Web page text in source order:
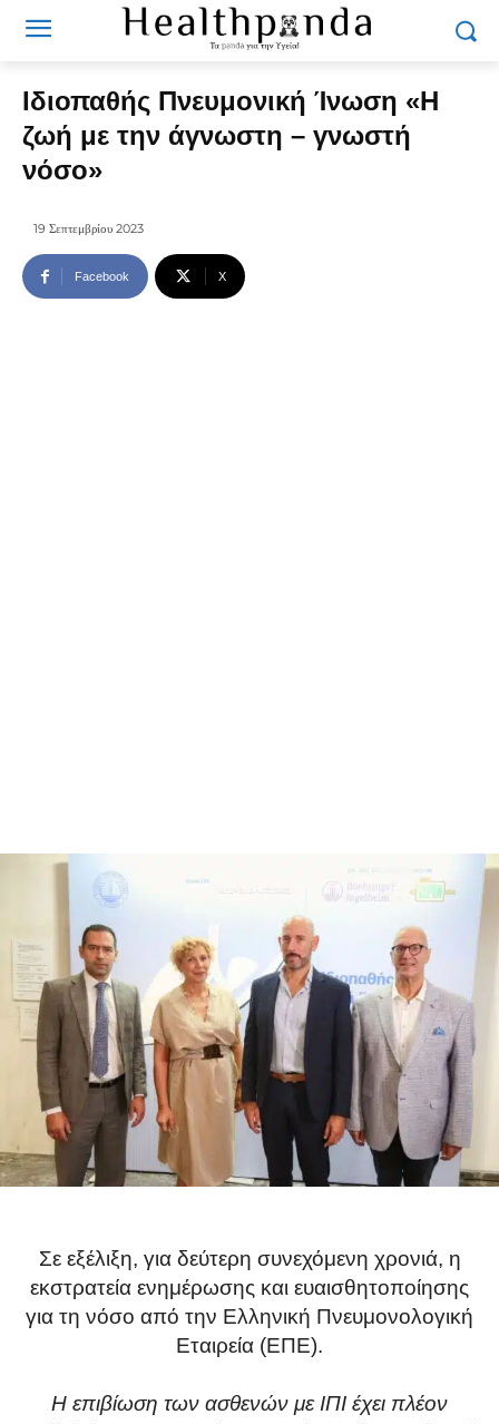
Ιδιοπαθής Πνευμονική Ίνωση «Η
ζωή με την άγνωστη – γνωστή
νόσο»
19 Σεπτεμβρίου 2023
Facebook X
Σε εξέλιξη, για δεύτερη συνεχόμενη χρονιά, η
εκστρατεία ενημέρωσης και ευαισθητοποίησης
για τη νόσο από την Ελληνική Πνευμονολογική
Εταιρεία (ΕΠΕ).
Η επιβίωση των ασθενών με ΙΠΙ έχει πλέον